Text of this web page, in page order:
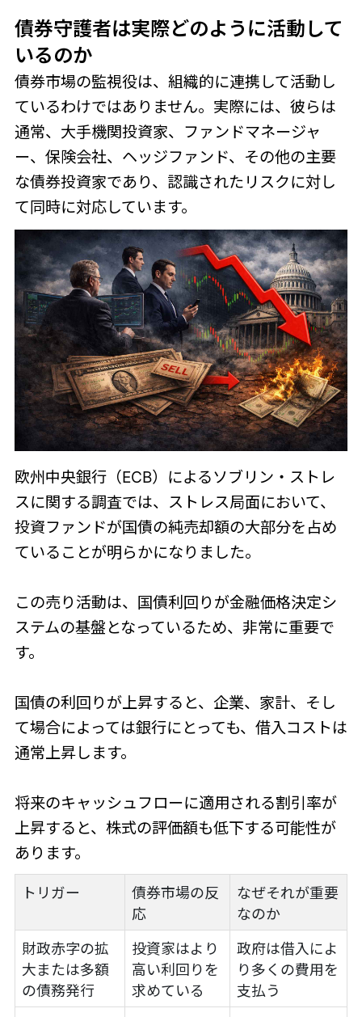
債券守護者は実際どのように活動して
いるのか
債券市場の監視役は、組織的に連携して活動し
ているわけではありません。実際には、彼らは
通常、大手機関投資家、ファンドマネージャ
ー、保険会社、ヘッジファンド、その他の主要
な債券投資家であり、認識されたリスクに対し
て同時に対応しています。
欧州中央銀行（ECB）によるソブリン・ストレ
スに関する調査では、ストレス局面において、
投資ファンドが国債の純売却額の大部分を占め
ていることが明らかになりました。
この売り活動は、国債利回りが金融価格決定シ
ステムの基盤となっているため、非常に重要で
す。
国債の利回りが上昇すると、企業、家計、そし
て場合によっては銀行にとっても、借入コストは
通常上昇します。
将来のキャッシュフローに適用される割引率が
上昇すると、株式の評価額も低下する可能性が
あります。
トリガー
債券市場の反
応
なぜそれが重要
なのか
財政赤字の拡
大または多額
の債務発行
投資家はより
高い利回りを
求めている
政府は借入によ
り多くの費用を
支払う